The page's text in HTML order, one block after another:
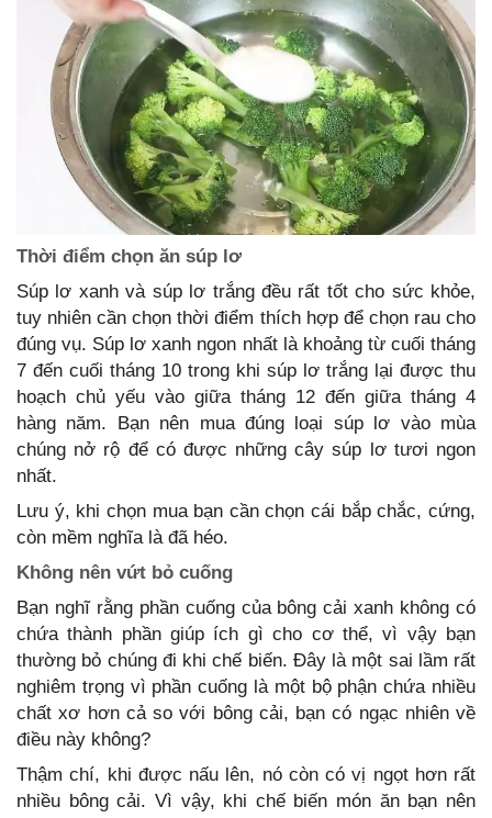
Thời điểm chọn ăn súp lơ
Súp lơ xanh và súp lơ trắng đều rất tốt cho sức khỏe,
tuy nhiên cần chọn thời điểm thích hợp để chọn rau cho
đúng vụ. Súp lơ xanh ngon nhất là khoảng từ cuối tháng
7 đến cuối tháng 10 trong khi súp lơ trắng lại được thu
hoạch chủ yếu vào giữa tháng 12 đến giữa tháng 4
hàng năm. Bạn nên mua đúng loại súp lơ vào mùa
chúng nở rộ để có được những cây súp lơ tươi ngon
nhất.
Lưu ý, khi chọn mua bạn cần chọn cái bắp chắc, cứng,
còn mềm nghĩa là đã héo.
Không nên vứt bỏ cuống
Bạn nghĩ rằng phần cuống của bông cải xanh không có
chứa thành phần giúp ích gì cho cơ thể, vì vậy bạn
thường bỏ chúng đi khi chế biến. Đây là một sai lầm rất
nghiêm trọng vì phần cuống là một bộ phận chứa nhiều
chất xơ hơn cả so với bông cải, bạn có ngạc nhiên về
điều này không?
Thậm chí, khi được nấu lên, nó còn có vị ngọt hơn rất
nhiều bông cải. Vì vậy, khi chế biến món ăn bạn nên